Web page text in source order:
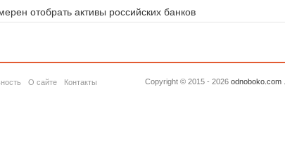
отобрать активы российских банков
О сайте Контакты Copyright © 2015 - 2026 odnoboko.com